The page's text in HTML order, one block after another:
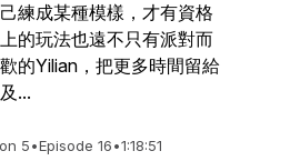
練成某種模樣，才有資格
的玩法也遠不只有派對而
的Yilian，把更多時間留給
...
5•Episode 16•1:18:51